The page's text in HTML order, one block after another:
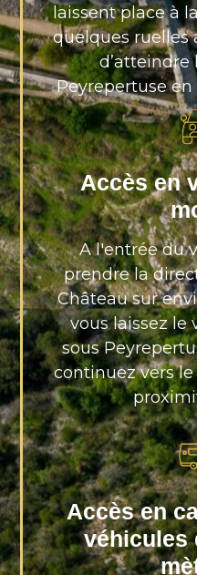
laissent place à
quelques ruelles
d’atteindre
Peyrepertuse
Accès en
A l'entrée du
prendre la
Château sur
vous laissez le
sous
continuez vers
Accès en
véhicules